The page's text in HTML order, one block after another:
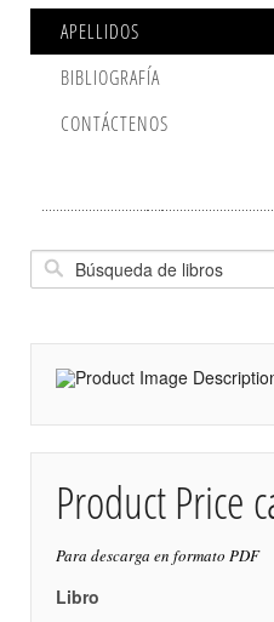
APELLIDOS
BIBLIOGRAFÍA
CONTÁCTENOS
Product Price
Para descarga en formato PDF
Libro